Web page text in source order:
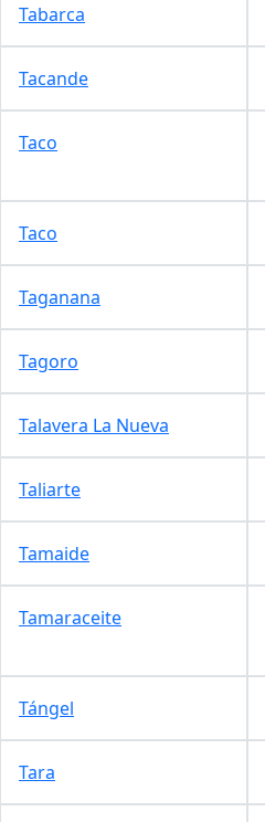
Tabarca
Tacande
Taco
Taco
Taganana
Tagoro
Talavera La Nueva
Taliarte
Tamaide
Tamaraceite
Tángel
Tara